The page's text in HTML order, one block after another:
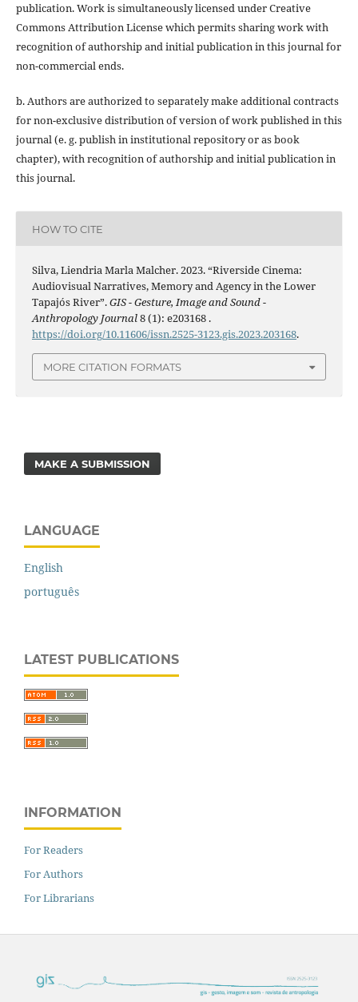
publication. Work is simultaneously licensed under Creative
Commons Attribution License which permits sharing work with
recognition of authorship and initial publication in this journal for
non-commercial ends.
b. Authors are authorized to separately make additional contracts
for non-exclusive distribution of version of work published in this
journal (e. g. publish in institutional repository or as book
chapter), with recognition of authorship and initial publication in
this journal.
HOW TO CITE
Silva, Liendria Marla Malcher. 2023. “Riverside Cinema:
Audiovisual Narratives, Memory and Agency in the Lower
Tapajós River”.GIS - Gesture, Image and Sound -
Anthropology Journal8 (1): e203168 .
https://doi.org/10.11606/issn.2525-3123.gis.2023.203168.
MORE CITATION FORMATS
MAKE A SUBMISSION
LANGUAGE
English
português
LATEST PUBLICATIONS
INFORMATION
For Readers
For Authors
For Librarians